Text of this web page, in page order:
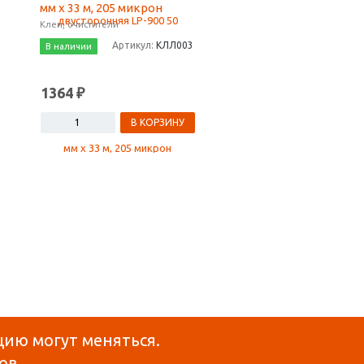
мм х 33 м, 205 микрон
Клеи, очистители
В наличии Артикул: КЛЛ003
1364 ₽
В КОРЗИНУ
могут меняться.